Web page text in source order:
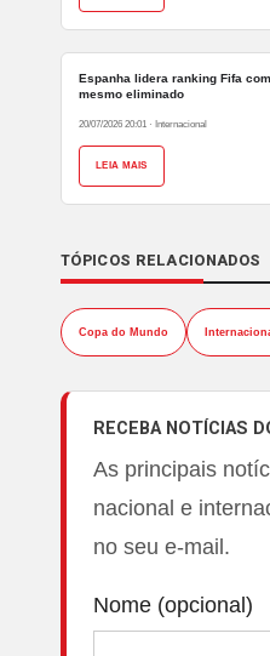
Espanha lidera ranking Fifa
mesmo eliminado
20/07/2026 20:01 · Internacional
LEIA MAIS
TÓPICOS RELACIONADOS
Copa do Mundo
RECEBA NOTÍCIAS
As principais
nacional e
no seu e-mail.
Nome (opcional)